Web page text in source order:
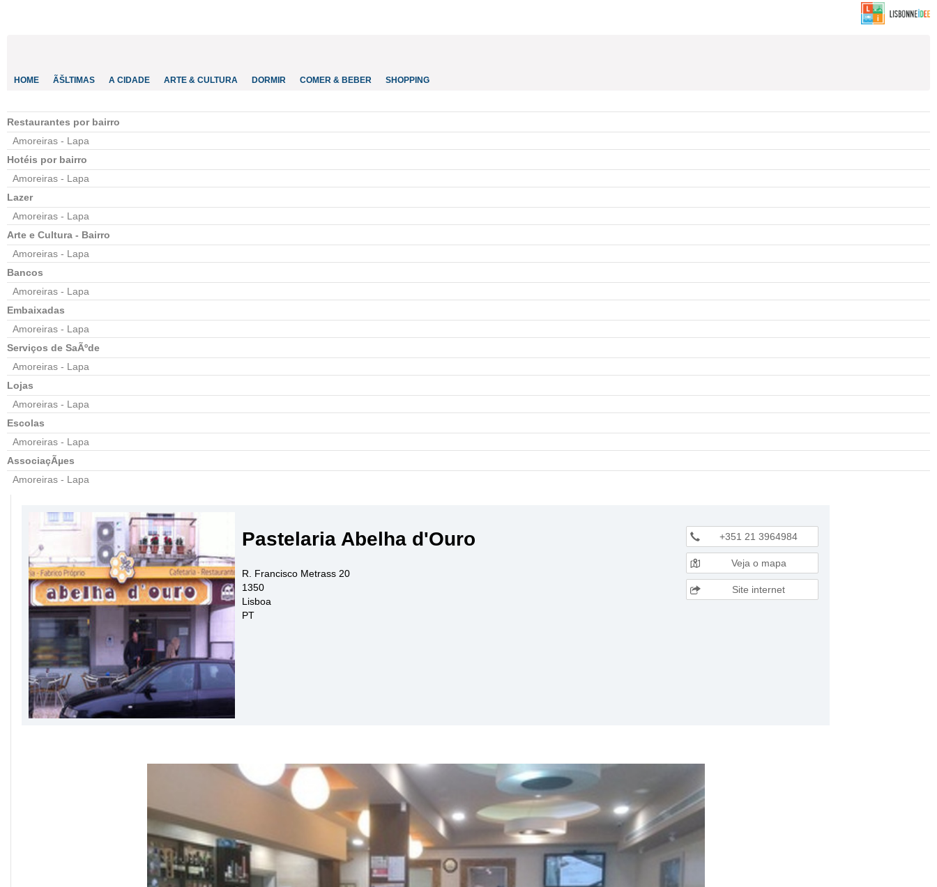
HOME ÃŠLTIMAS A CIDADE ARTE & CULTURA DORMIR COMER & BEBER SHOPPING
Restaurantes por bairro
Amoreiras - Lapa
Hotéis por bairro
Amoreiras - Lapa
Lazer
Amoreiras - Lapa
Arte e Cultura - Bairro
Amoreiras - Lapa
Bancos
Amoreiras - Lapa
Embaixadas
Amoreiras - Lapa
Serviços de SaÃºde
Amoreiras - Lapa
Lojas
Amoreiras - Lapa
Escolas
Amoreiras - Lapa
AssociaçÃµes
Amoreiras - Lapa
Pastelaria Abelha d'Ouro
R. Francisco Metrass 20
1350
Lisboa
PT
+351 21 3964984
Veja o mapa
Site internet